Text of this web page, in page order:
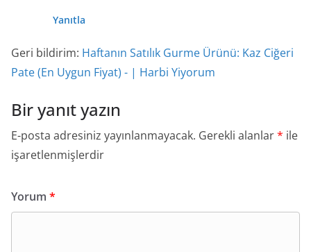
Yanıtla
Geri bildirim: Haftanın Satılık Gurme Ürünü: Kaz Ciğeri
Pate (En Uygun Fiyat) - | Harbi Yiyorum
Bir yanıt yazın
E-posta adresiniz yayınlanmayacak. Gerekli alanlar* ile
işaretlenmişlerdir
Yorum *